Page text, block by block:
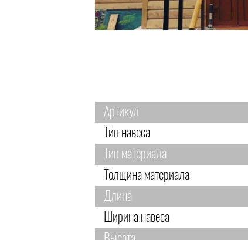
Артикул
Тип навеса
Тип материала
Толщина материала
Длина
Ширина навеса